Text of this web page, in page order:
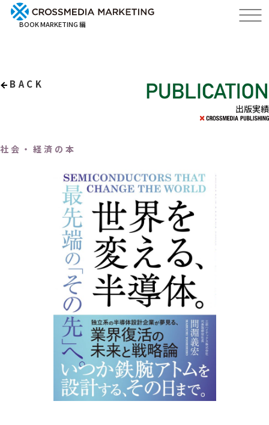
BOOK MARKETING 編
BACK
出版実績
社会・経済の本